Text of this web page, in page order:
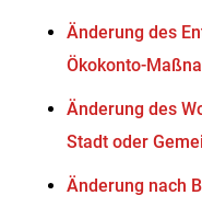
Änderung des
Ökokonto-
Änderung des
Stadt oder
Änderung nach